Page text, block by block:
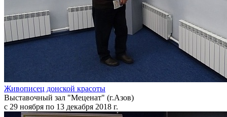
Живописец донской красоты
Выставочный зал "Меценат" (г.Азов)
с 29 ноября по 13 декабря 2018 г.